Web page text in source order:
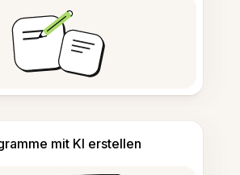
mit KI erstellen